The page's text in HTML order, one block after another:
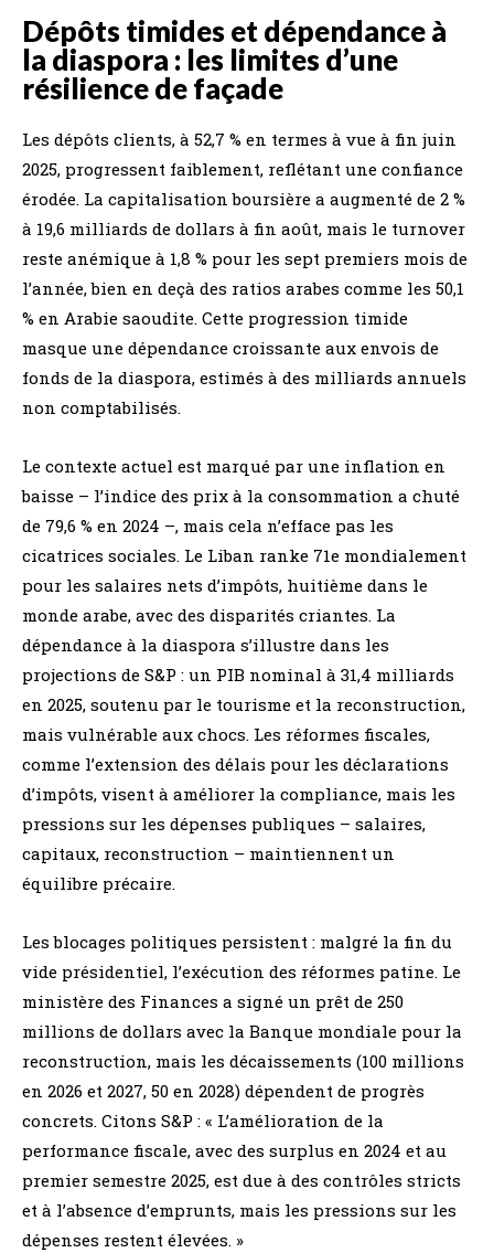
Dépôts timides et dépendance à
la diaspora : les limites d’une
résilience de façade
Les dépôts clients, à 52,7 % en termes à vue à fin juin
2025, progressent faiblement, reflétant une confiance
érodée. La capitalisation boursière a augmenté de 2 %
à 19,6 milliards de dollars à fin août, mais le turnover
reste anémique à 1,8 % pour les sept premiers mois de
l’année, bien en deçà des ratios arabes comme les 50,1
% en Arabie saoudite. Cette progression timide
masque une dépendance croissante aux envois de
fonds de la diaspora, estimés à des milliards annuels
non comptabilisés.
Le contexte actuel est marqué par une inflation en
baisse – l’indice des prix à la consommation a chuté
de 79,6 % en 2024 –, mais cela n’efface pas les
cicatrices sociales. Le Liban ranke 71e mondialement
pour les salaires nets d’impôts, huitième dans le
monde arabe, avec des disparités criantes. La
dépendance à la diaspora s’illustre dans les
projections de S&P : un PIB nominal à 31,4 milliards
en 2025, soutenu par le tourisme et la reconstruction,
mais vulnérable aux chocs. Les réformes fiscales,
comme l’extension des délais pour les déclarations
d’impôts, visent à améliorer la compliance, mais les
pressions sur les dépenses publiques – salaires,
capitaux, reconstruction – maintiennent un
équilibre précaire.
Les blocages politiques persistent : malgré la fin du
vide présidentiel, l’exécution des réformes patine. Le
ministère des Finances a signé un prêt de 250
millions de dollars avec la Banque mondiale pour la
reconstruction, mais les décaissements (100 millions
en 2026 et 2027, 50 en 2028) dépendent de progrès
concrets. Citons S&P : « L’amélioration de la
performance fiscale, avec des surplus en 2024 et au
premier semestre 2025, est due à des contrôles stricts
et à l’absence d’emprunts, mais les pressions sur les
dépenses restent élevées. »